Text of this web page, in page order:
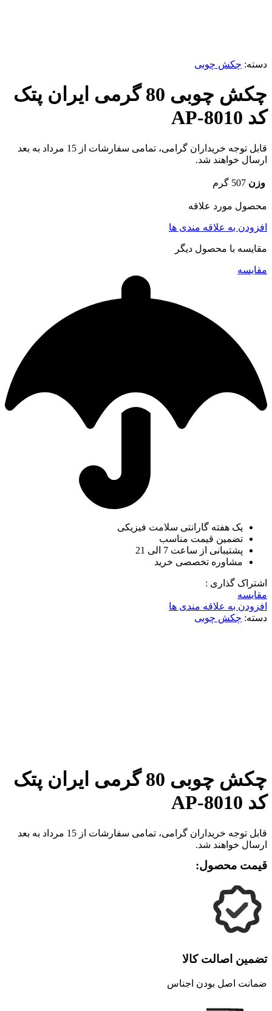
دسته: چکش چوبی
چکش چوبی 80 گرمی ایران پتک
کد AP-8010
قابل توجه خریداران گرامی، تمامی سفارشات از 15 مرداد به بعد
ارسال خواهند شد.
وزن 507 گرم
محصول مورد علاقه
افزودن به علاقه مندی ها
مقایسه با محصول دیگر
مقایسه
یک هفته گارانتی سلامت فیزیکی
تضمین قیمت مناسب
پشتیبانی از ساعت 7 الی 21
مشاوره تخصصی خرید
اشتراک گذاری :
مقایسه
افزودن به علاقه مندی ها
دسته: چکش چوبی
چکش چوبی 80 گرمی ایران پتک
کد AP-8010
قابل توجه خریداران گرامی، تمامی سفارشات از 15 مرداد به بعد
ارسال خواهند شد.
قیمت محصول:
تضمین اصالت کالا
ضمانت اصل بودن اجناس